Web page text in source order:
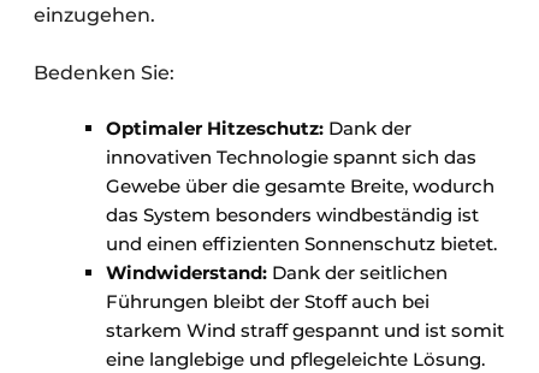
einzugehen.
Bedenken Sie:
Optimaler Hitzeschutz: Dank der
innovativen Technologie spannt sich das
Gewebe über die gesamte Breite, wodurch
das System besonders windbeständig ist
und einen effizienten Sonnenschutz bietet.
Windwiderstand: Dank der seitlichen
Führungen bleibt der Stoff auch bei
starkem Wind straff gespannt und ist somit
eine langlebige und pflegeleichte Lösung.